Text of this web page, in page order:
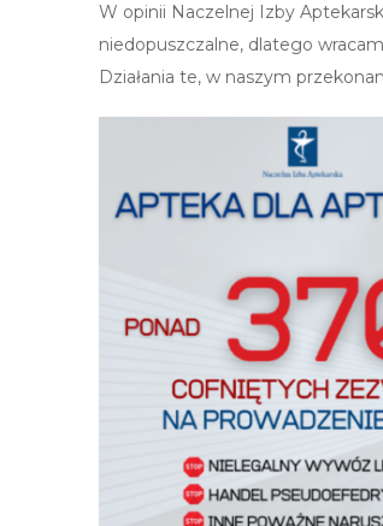
W opinii Naczelnej Izby
niedopuszczalne, dlatego
Działania te, w naszym